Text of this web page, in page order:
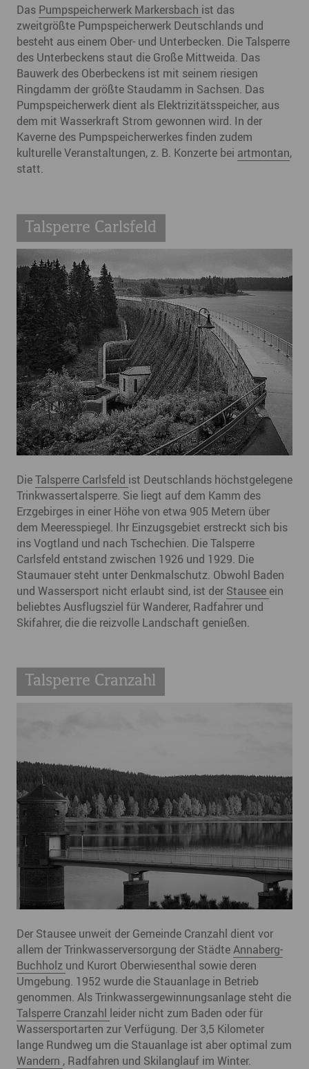
Das Pumpspeicherwerk Markersbach ist das
zweitgrößte Pumpspeicherwerk Deutschlands und
besteht aus einem Ober- und Unterbecken. Die Talsperre
des Unterbeckens staut die Große Mittweida. Das
Bauwerk des Oberbeckens ist mit seinem riesigen
Ringdamm der größte Staudamm in Sachsen. Das
Pumpspeicherwerk dient als Elektrizitätsspeicher, aus
dem mit Wasserkraft Strom gewonnen wird. In der
Kaverne des Pumpspeicherwerkes finden zudem
kulturelle Veranstaltungen, z. B. Konzerte bei artmontan,
statt.
Talsperre Carlsfeld
DieTalsperre Carlsfeld ist Deutschlands höchstgelegene
Trinkwassertalsperre. Sie liegt auf dem Kamm des
Erzgebirges in einer Höhe von etwa 905 Metern über
dem Meeresspiegel. Ihr Einzugsgebiet erstreckt sich bis
ins Vogtland und nach Tschechien. Die Talsperre
Carlsfeld entstand zwischen 1926 und 1929. Die
Staumauer steht unter Denkmalschutz. Obwohl Baden
und Wassersport nicht erlaubt sind, ist der Stausee ein
beliebtes Ausflugsziel für Wanderer, Radfahrer und
Skifahrer, die die reizvolle Landschaft genießen.
Talsperre Cranzahl
Der Stausee unweit der Gemeinde Cranzahl dient vor
allem der Trinkwasserversorgung der StädteAnnaberg-
Buchholz und Kurort Oberwiesenthal sowie deren
Umgebung. 1952 wurde die Stauanlage in Betrieb
genommen. Als Trinkwassergewinnungsanlage steht die
Talsperre Cranzahl leider nicht zum Baden oder für
Wassersportarten zur Verfügung. Der 3,5 Kilometer
lange Rundweg um die Stauanlage ist aber optimal zum
Wandern , Radfahren und Skilanglauf im Winter.